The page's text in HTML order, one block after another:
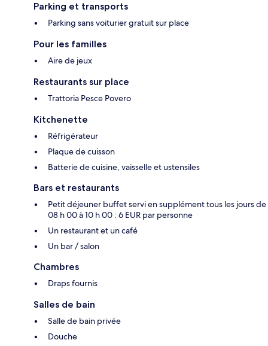
Parking et transports
Parking sans voiturier gratuit sur place
Pour les familles
Aire de jeux
Restaurants sur place
Trattoria Pesce Povero
Kitchenette
Réfrigérateur
Plaque de cuisson
Batterie de cuisine, vaisselle et ustensiles
Bars et restaurants
Petit déjeuner buffet servi en supplément tous les jours de
08 h 00 à 10 h 00 : 6 EUR par personne
Un restaurant et un café
Un bar / salon
Chambres
Draps fournis
Salles de bain
Salle de bain privée
Douche